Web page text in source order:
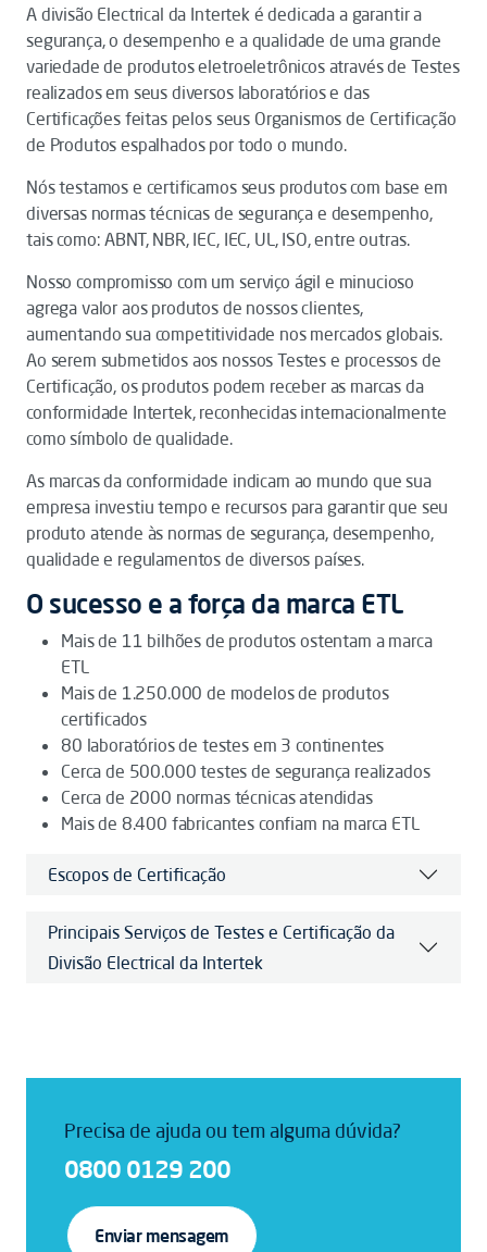
A divisão Electrical da Intertek é dedicada a garantir a
segurança, o desempenho e a qualidade de uma grande
variedade de produtos eletroeletrônicos através de Testes
realizados em seus diversos laboratórios e das
Certificações feitas pelos seus Organismos de Certificação
de Produtos espalhados por todo o mundo.
Nós testamos e certificamos seus produtos com base em
diversas normas técnicas de segurança e desempenho,
tais como: ABNT, NBR, IEC, IEC, UL, ISO, entre outras.
Nosso compromisso com um serviço ágil e minucioso
agrega valor aos produtos de nossos clientes,
aumentando sua competitividade nos mercados globais.
Ao serem submetidos aos nossos Testes e processos de
Certificação, os produtos podem receber as marcas da
conformidade Intertek, reconhecidas internacionalmente
como símbolo de qualidade.
As marcas da conformidade indicam ao mundo que sua
empresa investiu tempo e recursos para garantir que seu
produto atende às normas de segurança, desempenho,
qualidade e regulamentos de diversos países.
O sucesso e a força da marca ETL
Mais de 11 bilhões de produtos ostentam a marca
ETL
Mais de 1.250.000 de modelos de produtos
certificados
80 laboratórios de testes em 3 continentes
Cerca de 500.000 testes de segurança realizados
Cerca de 2000 normas técnicas atendidas
Mais de 8.400 fabricantes confiam na marca ETL
Escopos de Certificação
Principais Serviços de Testes e Certificação da
Divisão Electrical da Intertek
Precisa de ajuda ou tem alguma dúvida?
0800 0129 200
Enviar mensagem